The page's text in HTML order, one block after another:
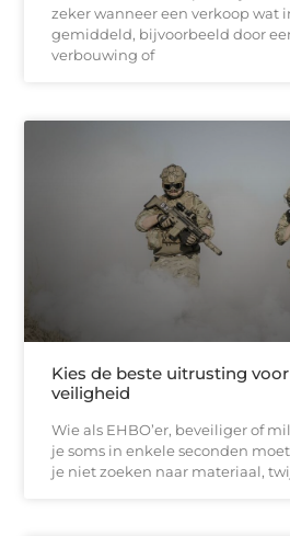
zeker wanneer een verkoop wat
gemiddeld, bijvoorbeeld door
verbouwing of
Kies de beste uitrusting
veiligheid
Wie als EHBO’er, beveiliger of
je soms in enkele seconden
je niet zoeken naar materiaal,